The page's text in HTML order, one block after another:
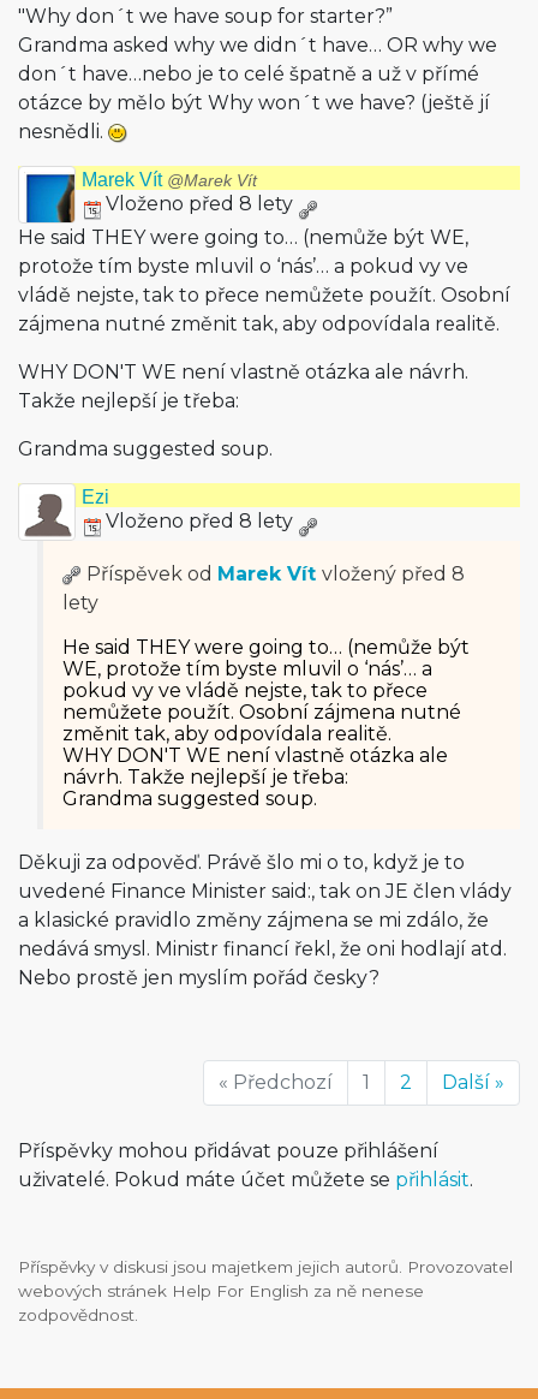
"Why don´t we have soup for starter?”
Grandma asked why we didn´t have… OR why we
don´t have…nebo je to celé špatně a už v přímé
otázce by mělo být Why won´t we have? (ještě jí
nesnědli.
Marek Vít @Marek Vít
Vloženo před 8 lety
He said THEY were going to… (nemůže být WE,
protože tím byste mluvil o ‘nás’… a pokud vy ve
vládě nejste, tak to přece nemůžete použít. Osobní
zájmena nutné změnit tak, aby odpovídala realitě.
WHY DON'T WE není vlastně otázka ale návrh.
Takže nejlepší je třeba:
Grandma suggested soup.
Ezi
Vloženo před 8 lety
Příspěvek od Marek Vít vložený před 8
lety
He said THEY were going to… (nemůže být
WE, protože tím byste mluvil o ‘nás’… a
pokud vy ve vládě nejste, tak to přece
nemůžete použít. Osobní zájmena nutné
změnit tak, aby odpovídala realitě.
WHY DON'T WE není vlastně otázka ale
návrh. Takže nejlepší je třeba:
Grandma suggested soup.
Děkuji za odpověď. Právě šlo mi o to, když je to
uvedené Finance Minister said:, tak on JE člen vlády
a klasické pravidlo změny zájmena se mi zdálo, že
nedává smysl. Ministr financí řekl, že oni hodlají atd.
Nebo prostě jen myslím pořád česky?
« Předchozí 1 2 Další »
Příspěvky mohou přidávat pouze přihlášení
uživatelé. Pokud máte účet můžete se přihlásit.
Příspěvky v diskusi jsou majetkem jejich autorů. Provozovatel
webových stránek Help For English za ně nenese
zodpovědnost.